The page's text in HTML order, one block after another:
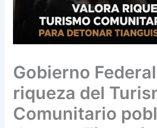
Gobierno
riqueza del
Comunitario